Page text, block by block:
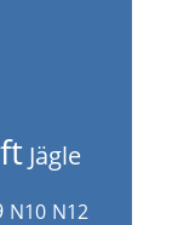
Jägle
N10 N12